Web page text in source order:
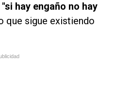
"si hay engaño no hay
que sigue existiendo